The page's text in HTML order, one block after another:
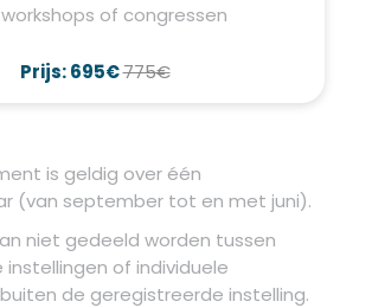
of congressen
Prijs: 695€775€
is geldig over één
(van september tot en met juni).
niet gedeeld worden tussen
instellingen of individuele
de geregistreerde instelling.